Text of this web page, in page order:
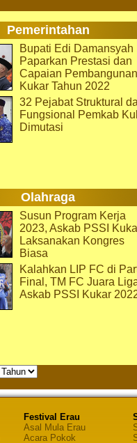
Pemerintahan
Bupati Edi Damansyah
Paparkan Prestasi dan
Capaian Pembangunan
Kukar Tahun 2022
32 Pejabat Struktural
Fungsional Pemkab
Dimutasi
Olahraga
Susun Program Kerja
2023, Askab PSSI
Laksanakan Kongres
Biasa
Kalahkan LIP FC di
Final, TM FC Juara
Askab PSSI Kukar
Festival Erau
Asal Mula Erau
Acara Pokok